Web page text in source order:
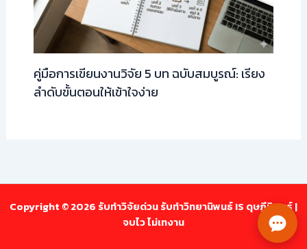
คู่มือการเขียนงานวิจัย 5 บท ฉบับสมบูรณ์: เรียง
ลำดับขั้นตอนให้เข้าใจง่าย
Copyright © 2026 รับทำวิจัยด่วน รับทำวิทยานิพนธ์ IS ดุษฎีนิพนธ์ |
จบไว ไม่เทงาน